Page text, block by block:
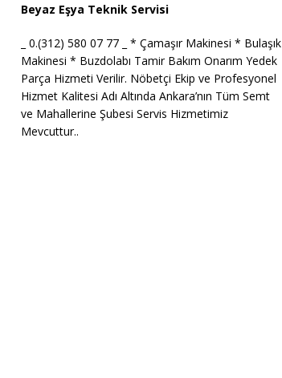
Beyaz Eşya Teknik Servisi
_ 0.(312) 580 07 77 _ * Çamaşır Makinesi * Bulaşık
Makinesi * Buzdolabı Tamir Bakım Onarım Yedek
Parça Hizmeti Verilir. Nöbetçi Ekip ve Profesyonel
Hizmet Kalitesi Adı Altında Ankara’nın Tüm Semt
ve Mahallerine Şubesi Servis Hizmetimiz
Mevcuttur..